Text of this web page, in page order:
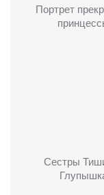
Портрет
Сестры